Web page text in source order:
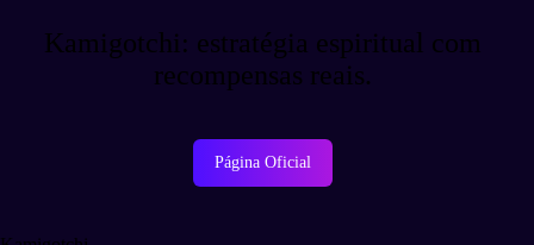
Kamigotchi: estratégia espiritual com
recompensas reais.
Página Oficial